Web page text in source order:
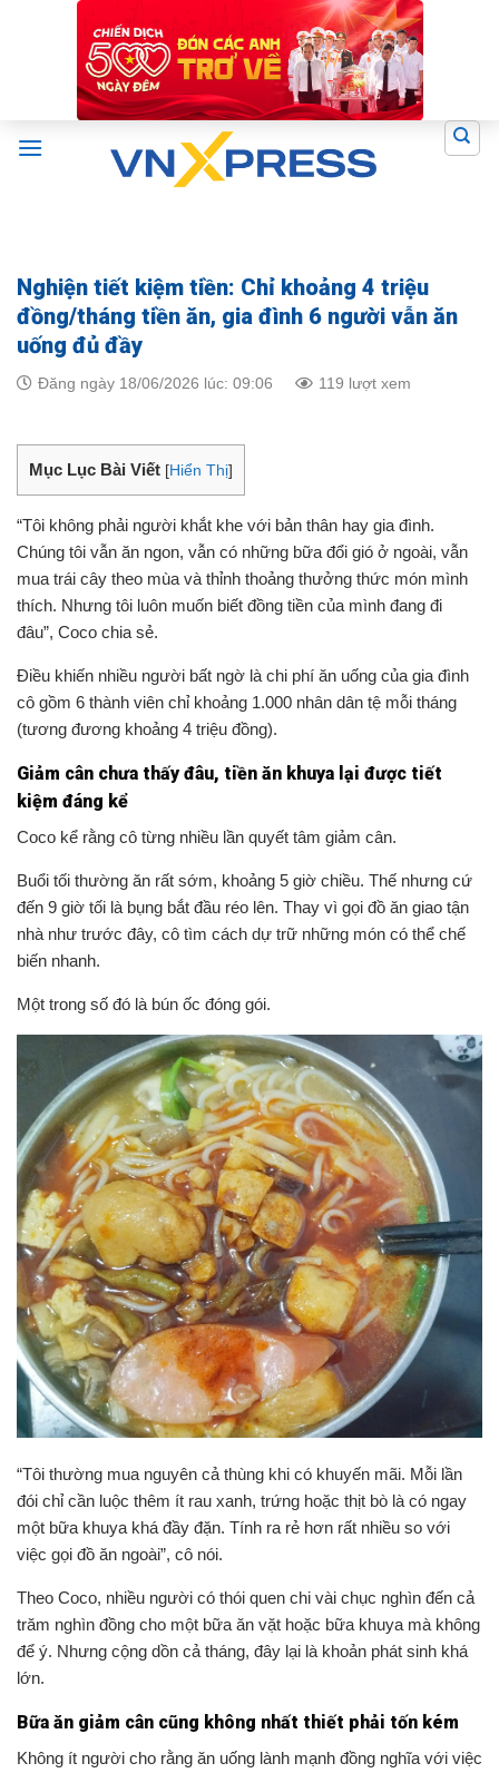
Nghiện tiết kiệm tiền: Chỉ khoảng 4 triệu
đồng/tháng tiền ăn, gia đình 6 người vẫn ăn
uống đủ đầy
Đăng ngày 18/06/2026 lúc: 09:06 119 lượt xem
Mục Lục Bài Viết [Hiển Thị]
“Tôi không phải người khắt khe với bản thân hay gia đình.
Chúng tôi vẫn ăn ngon, vẫn có những bữa đổi gió ở ngoài, vẫn
mua trái cây theo mùa và thỉnh thoảng thưởng thức món mình
thích. Nhưng tôi luôn muốn biết đồng tiền của mình đang đi
đâu”, Coco chia sẻ.
Điều khiến nhiều người bất ngờ là chi phí ăn uống của gia đình
cô gồm 6 thành viên chỉ khoảng 1.000 nhân dân tệ mỗi tháng
(tương đương khoảng 4 triệu đồng).
Giảm cân chưa thấy đâu, tiền ăn khuya lại được tiết
kiệm đáng kể
Coco kể rằng cô từng nhiều lần quyết tâm giảm cân.
Buổi tối thường ăn rất sớm, khoảng 5 giờ chiều. Thế nhưng cứ
đến 9 giờ tối là bụng bắt đầu réo lên. Thay vì gọi đồ ăn giao tận
nhà như trước đây, cô tìm cách dự trữ những món có thể chế
biến nhanh.
Một trong số đó là bún ốc đóng gói.
“Tôi thường mua nguyên cả thùng khi có khuyến mãi. Mỗi lần
đói chỉ cần luộc thêm ít rau xanh, trứng hoặc thịt bò là có ngay
một bữa khuya khá đầy đặn. Tính ra rẻ hơn rất nhiều so với
việc gọi đồ ăn ngoài”, cô nói.
Theo Coco, nhiều người có thói quen chi vài chục nghìn đến cả
trăm nghìn đồng cho một bữa ăn vặt hoặc bữa khuya mà không
để ý. Nhưng cộng dồn cả tháng, đây lại là khoản phát sinh khá
lớn.
Bữa ăn giảm cân cũng không nhất thiết phải tốn kém
Không ít người cho rằng ăn uống lành mạnh đồng nghĩa với việc